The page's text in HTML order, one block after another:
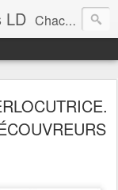
LD Chacun à notre place nous sommes les acteurs de la vie littéraire de notre époque. En faisant lire, découvrir, des œuvres ignorées des grands circuits médiatiques, ne représentant qu’une part ridicule des échanges économiques, nous manifestons notre volonté de ne pas nous voir dicter nos goûts, nos pensées, nos vies, par les puissances matérielles qui tendent à régir le plus grand nombre. Et nous contribuons à maintenir vivante une littérature qui autrement manquera à tous demain.